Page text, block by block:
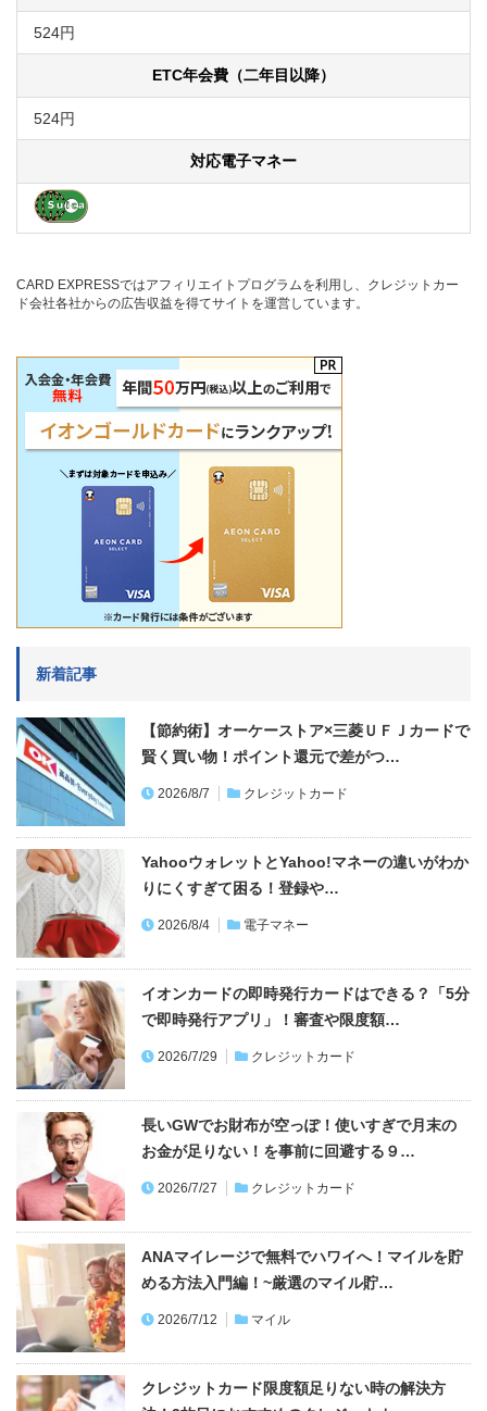
524円
ETC年会費（二年目以降）
524円
対応電子マネー
CARD EXPRESSではアフィリエイトプログラムを利用し、クレジットカー
ド会社各社からの広告収益を得てサイトを運営しています。
新着記事
【節約術】オーケーストア×三菱ＵＦＪカードで
賢く買い物！ポイント還元で差がつ…
2026/8/7 クレジットカード
YahooウォレットとYahoo!マネーの違いがわか
りにくすぎて困る！登録や…
2026/8/4 電子マネー
イオンカードの即時発行カードはできる？「5分
で即時発行アプリ」！審査や限度額…
2026/7/29 クレジットカード
長いGWでお財布が空っぽ！使いすぎで月末の
お金が足りない！を事前に回避する９…
2026/7/27 クレジットカード
ANAマイレージで無料でハワイへ！マイルを貯
める方法入門編！~厳選のマイル貯…
2026/7/12 マイル
クレジットカード限度額足りない時の解決方